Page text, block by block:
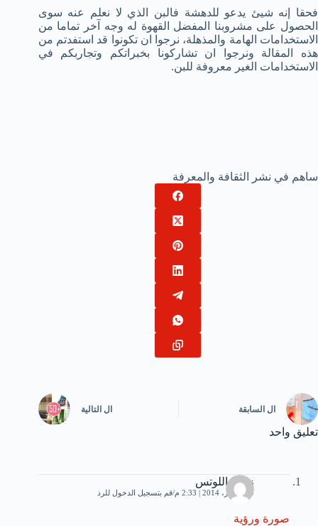
فحقا إنه شيئ يدعو للدهشة فالبن الذي لا نعلم عنه سوى
الحصول على مشروبنا المفضل القهوة له وجه آخر تماما من
الاستخدامات الهامة والمذهلة، نرجوا ان تكونوا قد استفدتم من
هذه المقالة ونرجوا ان تشاركونا بخبراتكم وتجاربكم في
الاستخدامات الغير معروفة للبن.
ساهم في نشر الثقافة والمعرفة
ال السابقة ال التالية
تعليق واحد
زهرة اللوتس
9 ديسمبر، 2014 | 2:33 م قم بتسجيل الدخول للرد
صورة ورؤية